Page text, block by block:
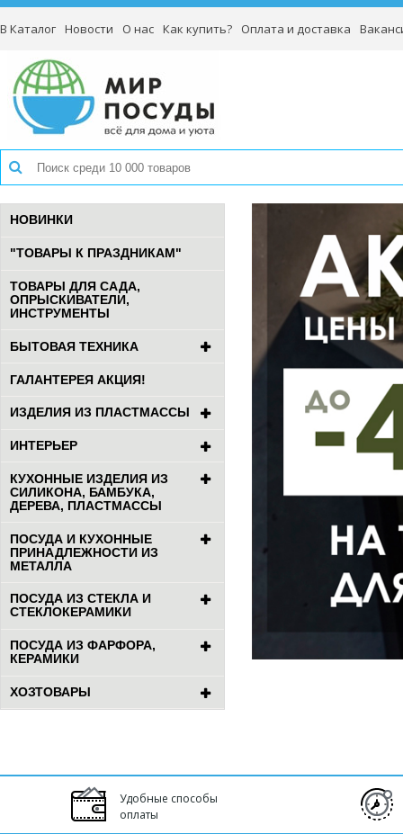
В Каталог Новости О нас Как купить? Оплата и доставка
НОВИНКИ
"ТОВАРЫ К ПРАЗДНИКАМ"
ТОВАРЫ ДЛЯ САДА,
ОПРЫСКИВАТЕЛИ,
ИНСТРУМЕНТЫ
БЫТОВАЯ ТЕХНИКА
ГАЛАНТЕРЕЯ АКЦИЯ!
ИЗДЕЛИЯ ИЗ ПЛАСТМАССЫ
ИНТЕРЬЕР
КУХОННЫЕ ИЗДЕЛИЯ ИЗ
СИЛИКОНА, БАМБУКА,
ДЕРЕВА, ПЛАСТМАССЫ
ПОСУДА И КУХОННЫЕ
ПРИНАДЛЕЖНОСТИ ИЗ
МЕТАЛЛА
ПОСУДА ИЗ СТЕКЛА И
СТЕКЛОКЕРАМИКИ
ПОСУДА ИЗ ФАРФОРА,
КЕРАМИКИ
ХОЗТОВАРЫ
Удобные способы
оплаты